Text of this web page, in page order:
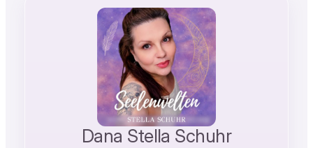
Dana Stella Schuhr